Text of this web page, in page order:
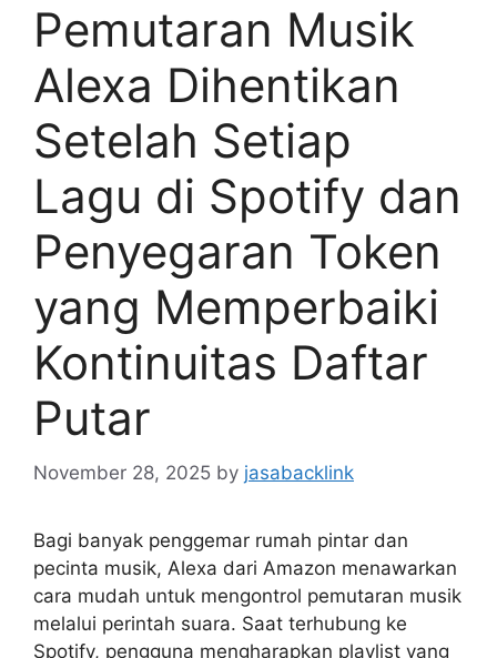
Pemutaran Musik
Alexa Dihentikan
Setelah Setiap
Lagu di Spotify dan
Penyegaran Token
yang Memperbaiki
Kontinuitas Daftar
Putar
November 28, 2025 by jasabacklink
Bagi banyak penggemar rumah pintar dan
pecinta musik, Alexa dari Amazon menawarkan
cara mudah untuk mengontrol pemutaran musik
melalui perintah suara. Saat terhubung ke
Spotify, pengguna mengharapkan playlist yang